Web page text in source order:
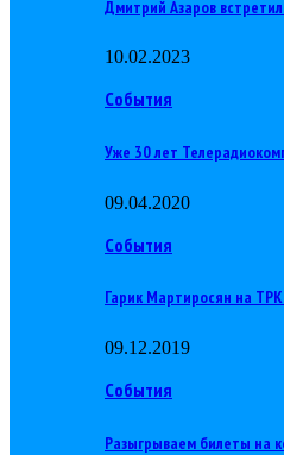
Дмитрий Азаров
10.02.2023
События
Уже 30 лет
09.04.2020
События
Гарик Мартиросян на
09.12.2019
События
Разыгрываем билеты на